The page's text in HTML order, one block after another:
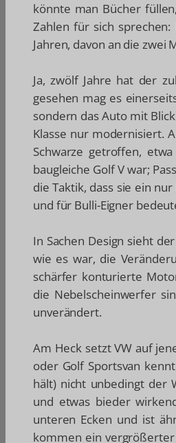
könnte man Bücher
Zahlen für sich
Jahren, davon an die zwei
Ja, zwölf Jahre hat der
gesehen mag es
sondern das Auto mit
Klasse nur modernisiert.
Schwarze getroffen,
baugleiche Golf V war;
die Taktik, dass sie ein
und für Bulli-Eigner
In Sachen Design sieht
wie es war, die
schärfer konturierte
die Nebelscheinwerfer
unverändert.
Am Heck setzt VW auf
oder Golf Sportsvan
hält) nicht unbedingt der
und etwas bieder
unteren Ecken und ist
kommen ein